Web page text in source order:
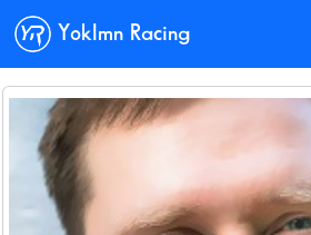
Yoklmn Racing